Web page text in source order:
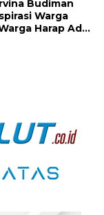
Budiman
Warga
Harap Ada